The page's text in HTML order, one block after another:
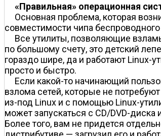
«Правильная» операционная
Основная проблема, которая
совместимости чипа
Все утилиты, позволяющие
по большому счету, это детский
гораздо шире, да и работают Linux-
просто и быстро.
Если какой-то начинающий
взлома сетей, которые не
из-под Linux и с помощью Linux-
может запускаться с CD/DVD-
Более того, вам не придется